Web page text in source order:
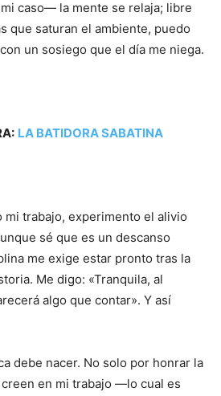
caso— la mente se relaja; libre
que saturan el ambiente, puedo
un sosiego que el día me niega.
LA BATIDORA SABATINA
mi trabajo, experimento el alivio
sé que es un descanso
me exige estar pronto tras la
Me digo: «Tranquila, al
algo que contar». Y así
debe nacer. No solo por honrar la
en mi trabajo —lo cual es